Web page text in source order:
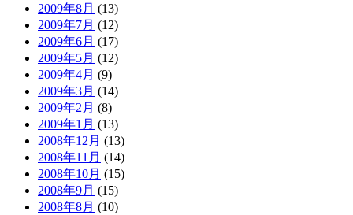
2009年8月 (13)
2009年7月 (12)
2009年6月 (17)
2009年5月 (12)
2009年4月 (9)
2009年3月 (14)
2009年2月 (8)
2009年1月 (13)
2008年12月 (13)
2008年11月 (14)
2008年10月 (15)
2008年9月 (15)
2008年8月 (10)